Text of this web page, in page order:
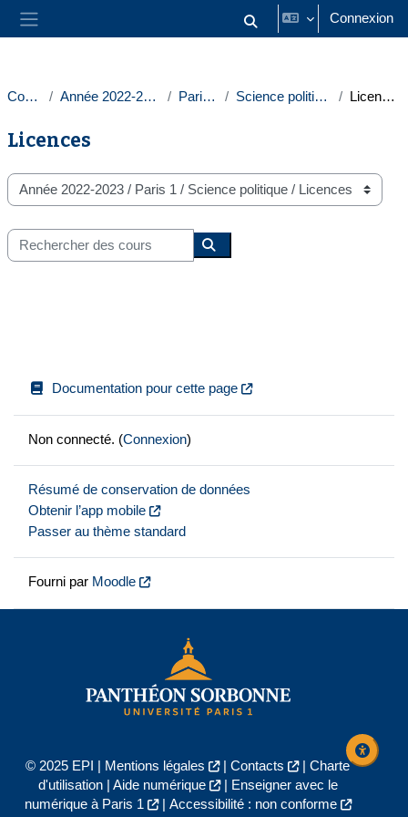
Panneau latéral Activer/désactiver la saisie
Connexion
Cours Année 2022-2023 Paris 1 Science politique Licences
Licences
Catégories de cours
Rechercher des cours
Documentation pour cette page
Non connecté. (Connexion)
Résumé de conservation de données
Obtenir l’app mobile
Passer au thème standard
Fourni par Moodle
© 2025 EPI | Mentions légales | Contacts | Charte
d'utilisation| Aide numérique |
Enseigner avec le
numérique à Paris 1
| Accessibilité : non conforme